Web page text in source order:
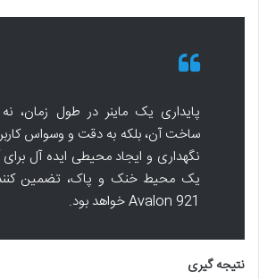
پایداری یک ماینر در طول زمان،
ساخت آن، بلکه به دقت و وسواس
نگهداری و ایجاد محیطی ایده آل
یک محیط خنک و پاک، تضمین
Avalon 921 خواهد بود.
نتیجه گیری